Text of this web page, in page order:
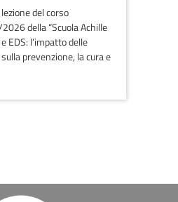
del corso
della “Scuola Achille
EDS: l’impatto delle
prevenzione, la cura e